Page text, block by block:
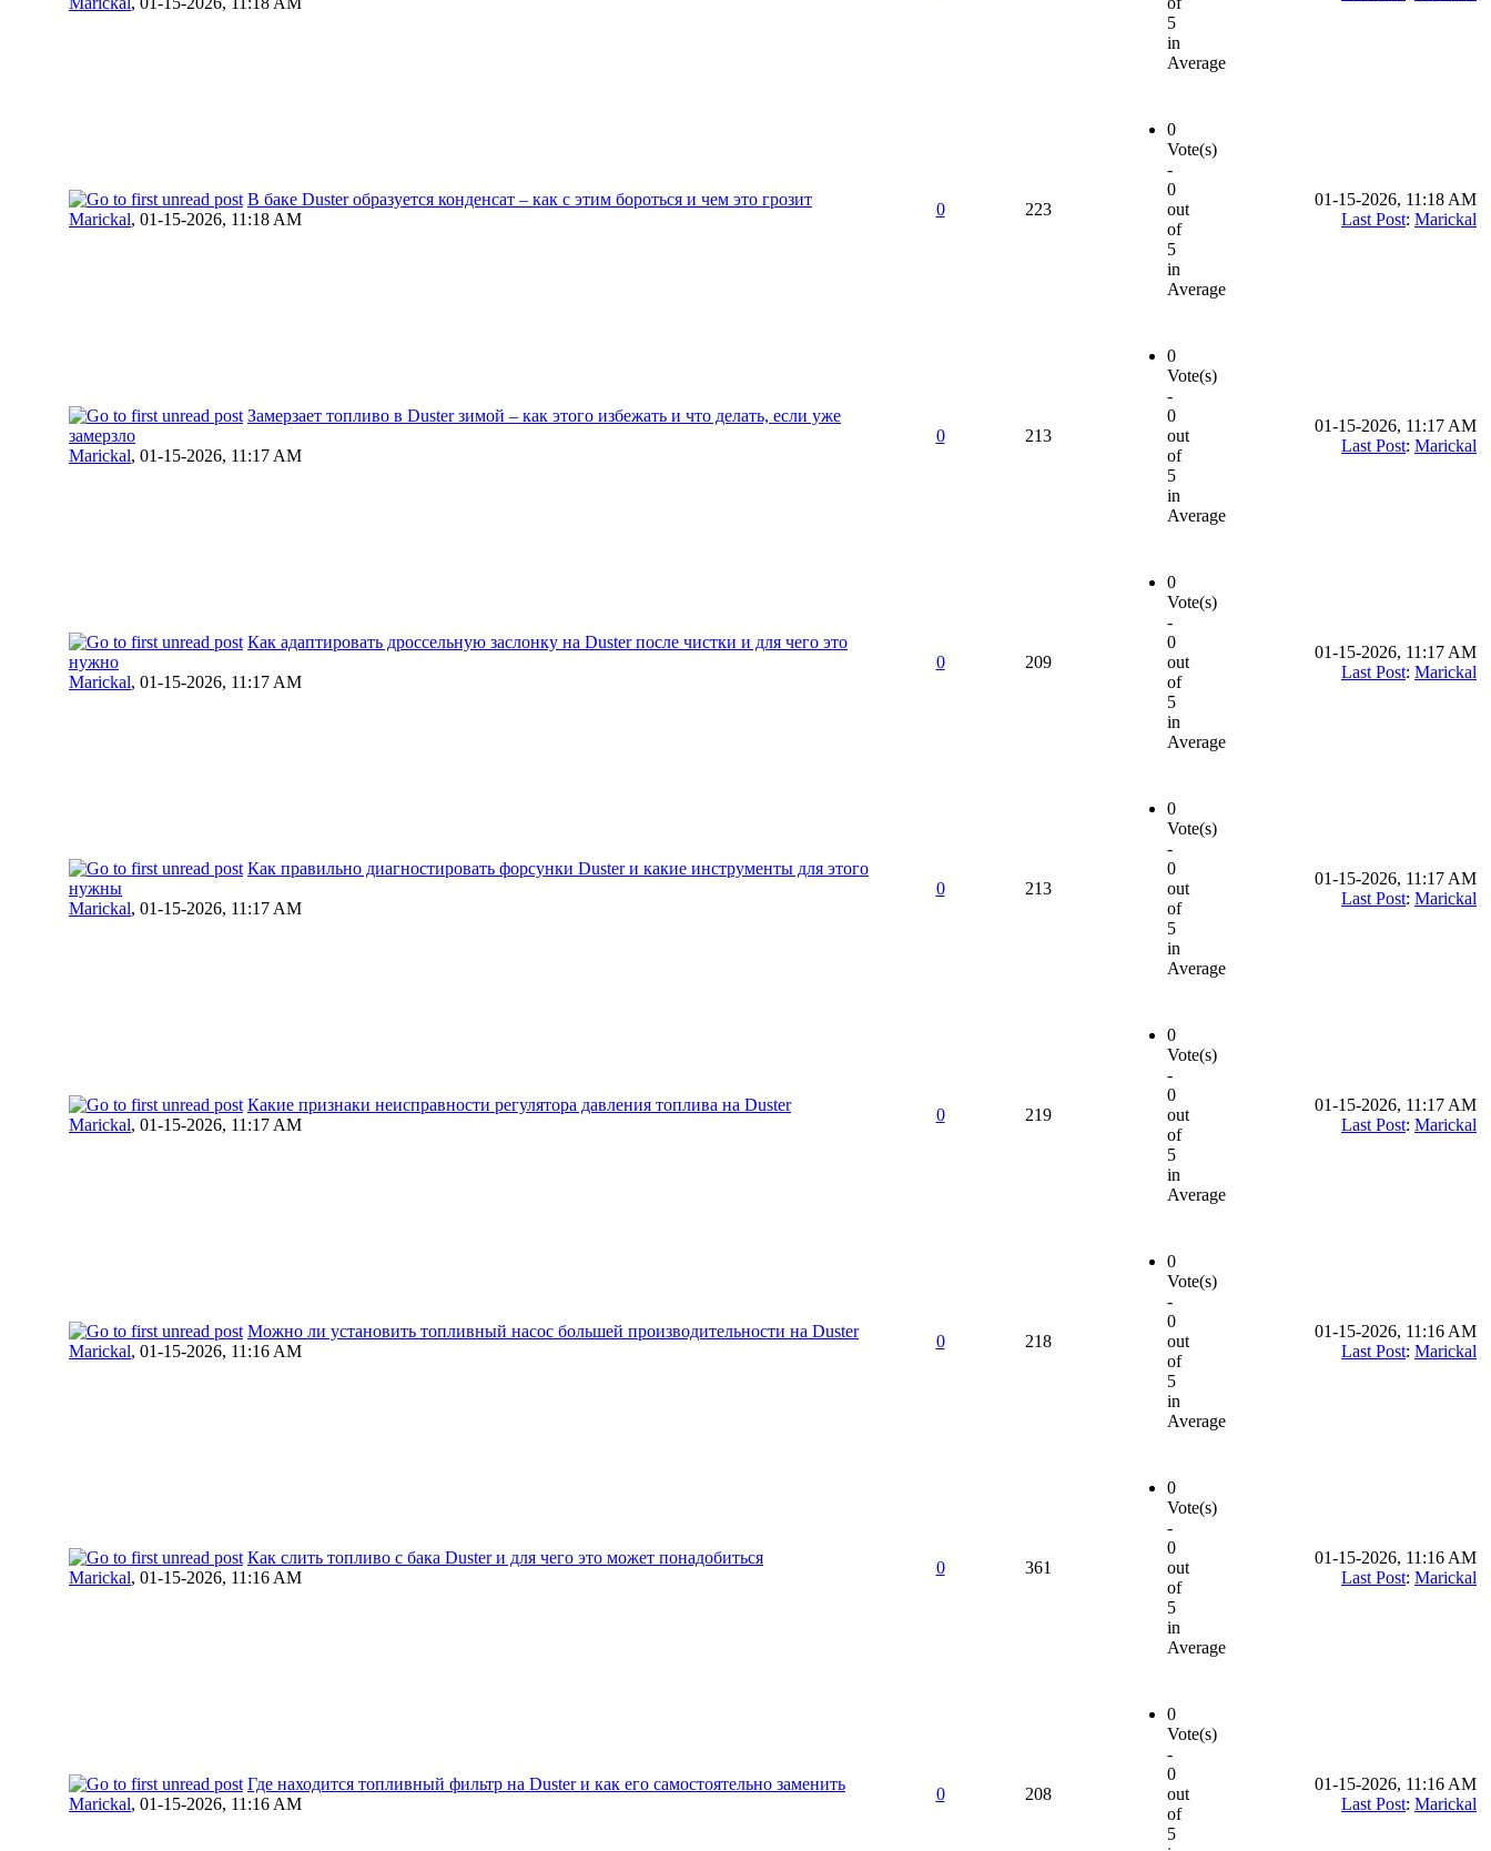
5
in
Average
В баке Duster образуется конденсат – как с этим бороться и чем это грозит
Marickal, 01-15-2026, 11:18 AM
0 223
0
Vote(s)
-
0
out
of
5
in
Average
01-15-2026, 11:18 AM
Last Post: Marickal
Замерзает топливо в Duster зимой – как этого избежать и что делать, если уже
замерзло
Marickal, 01-15-2026, 11:17 AM
0 213
0
Vote(s)
-
0
out
of
5
in
Average
01-15-2026, 11:17 AM
Last Post: Marickal
Как адаптировать дроссельную заслонку на Duster после чистки и для чего это
нужно
Marickal, 01-15-2026, 11:17 AM
0 209
0
Vote(s)
-
0
out
of
5
in
Average
01-15-2026, 11:17 AM
Last Post: Marickal
Как правильно диагностировать форсунки Duster и какие инструменты для этого
нужны
Marickal, 01-15-2026, 11:17 AM
0 213
0
Vote(s)
-
0
out
of
5
in
Average
01-15-2026, 11:17 AM
Last Post: Marickal
Какие признаки неисправности регулятора давления топлива на Duster
Marickal, 01-15-2026, 11:17 AM
0 219
0
Vote(s)
-
0
out
of
5
in
Average
01-15-2026, 11:17 AM
Last Post: Marickal
Можно ли установить топливный насос большей производительности на Duster
Marickal, 01-15-2026, 11:16 AM
0 218
0
Vote(s)
-
0
out
of
5
in
Average
01-15-2026, 11:16 AM
Last Post: Marickal
Как слить топливо с бака Duster и для чего это может понадобиться
Marickal, 01-15-2026, 11:16 AM
0 361
0
Vote(s)
-
0
out
of
5
in
Average
01-15-2026, 11:16 AM
Last Post: Marickal
Где находится топливный фильтр на Duster и как его самостоятельно заменить
Marickal, 01-15-2026, 11:16 AM
0 208
0
Vote(s)
-
0
out
of
5
01-15-2026, 11:16 AM
Last Post: Marickal